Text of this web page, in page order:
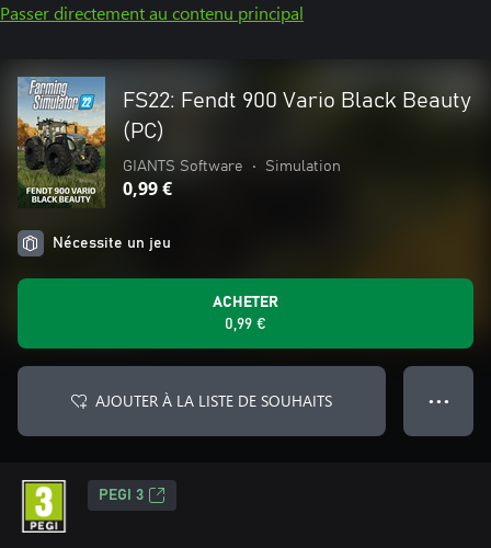
Passer directement au contenu principal
FS22: Fendt 900 Vario Black Beauty
(PC)
GIANTS Software • Simulation
0,99 €
Nécessite un jeu
ACHETER
0,99 €
AJOUTER À LA LISTE DE SOUHAITS ● ● ●
PEGI 3